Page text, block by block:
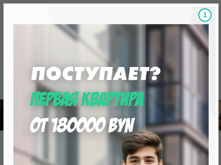
Скидки на новостройки, бонусы
«Минск Мир»
7.10 "Ницца", квартал «Средиземноморский»
1